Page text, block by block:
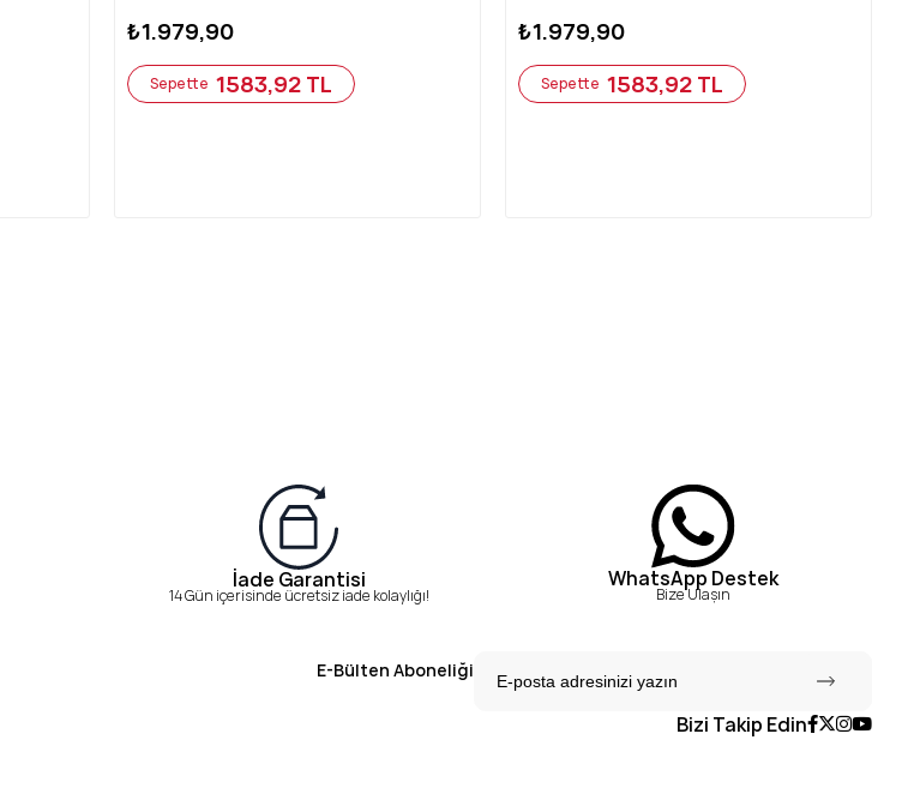
₺1.979,90
Sepette 1583,92 TL
₺1.979,90
Sepette 1583,92 TL
İade Garantisi
14 Gün içerisinde ücretsiz iade kolaylığı!
WhatsApp Destek
Bize Ulaşın
E-Bülten Aboneliği
Bizi Takip Edin